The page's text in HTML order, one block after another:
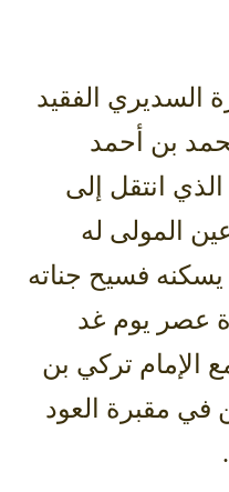
السديري الفقيد
بن أحمد
انتقل إلى
المولى له
يسكنه فسيح جناته
عصر يوم غد
23-6-1444 بجامع الإمام تركي بن
في مقبرة العود